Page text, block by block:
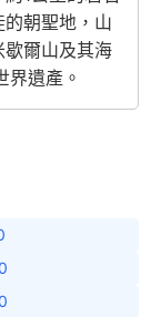
朝聖地，山
爾山及其海
界遺產。